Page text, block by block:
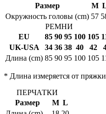
Размер
M
Окружность головы (cm) 57
РЕМНИ
EU
85 90 95 100 105
UK-USA
34 36 38 40 42
Длина (cm) 85 90 95 100 105
* Длина измеряется от пряжки
ПЕРЧАТКИ
Размер
M L